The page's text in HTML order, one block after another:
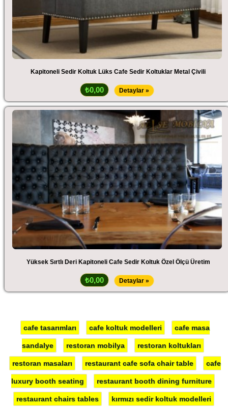
Kapitoneli Sedir Koltuk Lüks Cafe Sedir Koltuklar Metal Çivili
₺0,00 Detaylar »
Yüksek Sırtlı Deri Kapitoneli Cafe Sedir Koltuk Özel Ölçü Üretim
₺0,00 Detaylar »
cafe tasarımları cafe koltuk modelleri cafe masa
sandalye restoran mobilya restoran koltukları
restoran masaları restaurant cafe sofa chair table cafe
luxury booth seating restaurant booth dining furniture
restaurant chairs tables kırmızı sedir koltuk modelleri